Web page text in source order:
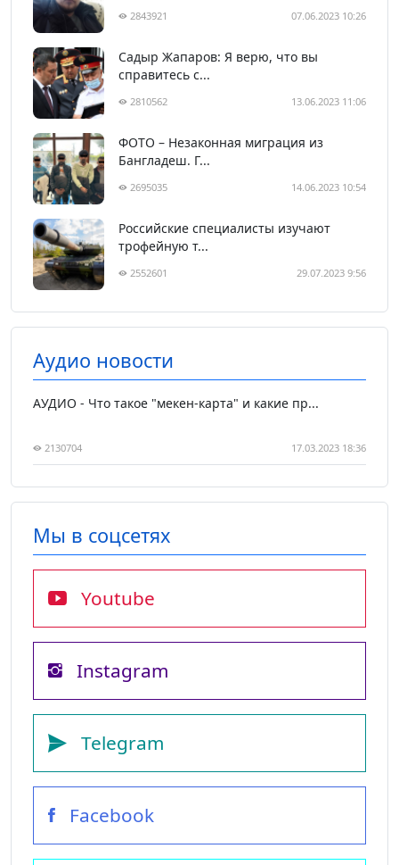
2843921 07.06.2023 10:26
Садыр Жапаров: Я верю, что вы
справитесь с...
2810562 13.06.2023 11:06
ФОТО – Незаконная миграция из
Бангладеш. Г...
2695035 14.06.2023 10:54
Российские специалисты изучают
трофейную т...
2552601 29.07.2023 9:56
Аудио новости
АУДИО - Что такое "мекен-карта" и какие пр...
2130704 17.03.2023 18:36
Мы в соцсетях
Youtube
Instagram
Telegram
Facebook